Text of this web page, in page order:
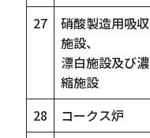
27
硝酸製造用吸収
施設、
漂白施設及び濃
縮施設
28 コークス炉